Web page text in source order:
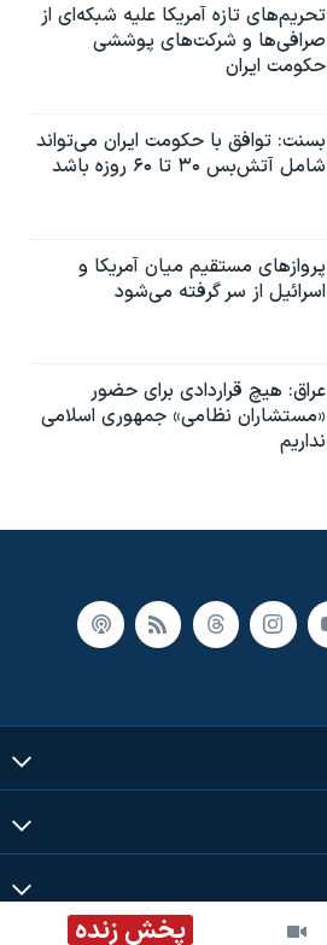
پخش زنده
تحریم‌های تازه آمریکا علیه شبکه‌ای از
صرافی‌ها و شرکت‌های پوششی
حکومت ایران
بسنت: توافق با حکومت ایران می‌تواند
شامل آتش‌بس ۳۰ تا ۶۰ روزه باشد
پروازهای مستقیم میان آمریکا و
اسرائیل از سر گرفته می‌شود
عراق: هیچ قراردادی برای حضور
«مستشاران نظامی» جمهوری اسلامی
نداریم